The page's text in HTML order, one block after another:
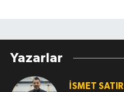
Yazarlar
İSMET SATIR